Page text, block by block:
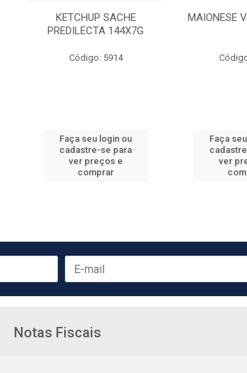
KETCHUP SACHE
PREDILECTA 144X7G
Código: 5914
Faça seu login ou
cadastre-se para
ver preços e
comprar
MAIONESE
Faça
ver
Notas Fiscais